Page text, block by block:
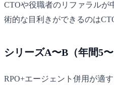
CTOや役職者のリファラルが
術的な目利きができるのは
シリーズA〜B（年間5〜
RPO+エージェント併用が適